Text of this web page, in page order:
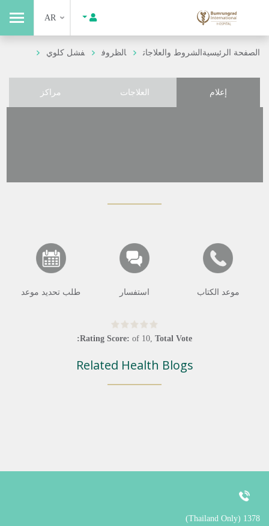
AR
الصفحة الرئيسيةالشروط والعلاجات الظروف فشل كلوي
إعلام العلاجات مراكز
موعد الكتاب استفسار طلب تحديد موعد
Rating Score: of 10, Total Vote:
Related Health Blogs
1378 (Thailand Only)